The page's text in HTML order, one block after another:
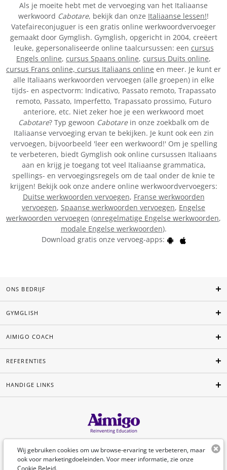
Als je moeite hebt met de vervoeging van het Italiaanse
werkwoord Cabotare, bekijk dan onze Italiaanse lessen!!
Vatefaireconjuguer is een gratis online werkwoordvervoeger
gemaakt door Gymglish. Gymglish, opgericht in 2004, creëert
leuke, gepersonaliseerde online taalcursussen: een cursus
Engels online, cursus Spaans online, cursus Duits online,
cursus Frans online, cursus Italiaans online en meer. Je kunt er
alle Italiaans werkwoorden vervoegen (alle groepen) in elke
tijds- en aspectvorm: Indicativo, Passato remoto, Trapassato
remoto, Passato, Imperfetto, Trapassato prossimo, Futuro
anteriore, etc. Niet zeker hoe je een werkwoord moet
Cabotare? Typ gewoon Cabotarein onze zoekbalk om de
Italiaanse vervoeging ervan te bekijken. Je kunt ook een zin
vervoegen, bijvoorbeeld 'leer een werkwoord!' Om je spelling
te verbeteren, biedt Gymglish ook online cursussen Italiaans
aan en krijg je toegang tot veel Italiaanse grammatica,
spellings- en vervoegingsregels om de taal onder de knie te
krijgen! Bekijk ook onze andere online werkwoordvervoegers:
Duitse werkwoorden vervoegen, Franse werkwoorden
vervoegen, Spaanse werkwoorden vervoegen, Engelse
werkwoorden vervoegen (onregelmatige Engelse werkwoorden,
modale Engelse werkwoorden).
Download gratis onze vervoeg-apps:
Wij gebruiken cookies om uw browse-ervaring te verbeteren, maar
ook voor marketingdoeleinden. Voor meer informatie, zie onze
Cookie Beleid.
ONS BEDRIJF
GYMGLISH
AIMIGO COACH
REFERENTIES
HANDIGE LINKS
Nederlands